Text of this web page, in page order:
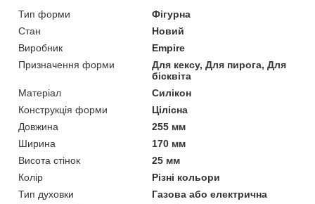
Тип форми
Фігурна
Стан
Новий
Виробник
Empire
Призначення форми
Для кексу, Для пирога, Для
бісквіта
Матеріал
Силікон
Конструкція форми
Цілісна
Довжина
255 мм
Ширина
170 мм
Висота стінок
25 мм
Колір
Різні кольори
Тип духовки
Газова або електрична